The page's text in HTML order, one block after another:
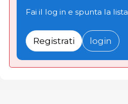
Fai il log in e spunta la lista
Registrati login